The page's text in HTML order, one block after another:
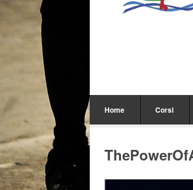
Home Corsi